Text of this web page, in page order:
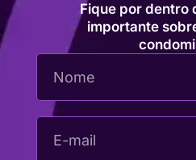
Fique por dentro
importante